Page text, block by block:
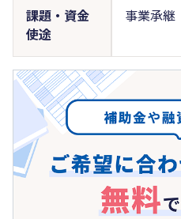
課題・資金
使途
事業承継